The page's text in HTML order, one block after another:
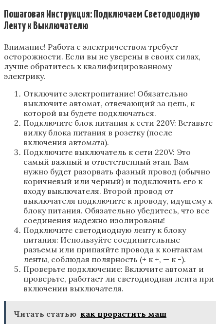
Пошаговая Инструкция: Подключаем Светодиодную
Ленту к Выключателю
Внимание! Работа с электричеством требует
осторожности. Если вы не уверены в своих силах‚
лучше обратитесь к квалифицированному
электрику.
Отключите электропитание! Обязательно
выключите автомат‚ отвечающий за цепь‚ к
которой вы будете подключаться.
Подключите блок питания к сети 220V: Вставьте
вилку блока питания в розетку (после
включения автомата).
Подключите выключатель к сети 220V: Это
самый важный и ответственный этап. Вам
нужно будет разорвать фазный провод (обычно
коричневый или черный) и подключить его к
входу выключателя. Второй провод от
выключателя подключите к проводу‚ идущему к
блоку питания. Обязательно убедитесь‚ что все
соединения надежно изолированы!
Подключите светодиодную ленту к блоку
питания: Используйте соединительные
разъемы или припаяйте провода к контактам
ленты‚ соблюдая полярность (+ к +‚ — к -).
Проверьте подключение: Включите автомат и
проверьте‚ работает ли светодиодная лента при
включении выключателя.
Читать статью как прорастить маш